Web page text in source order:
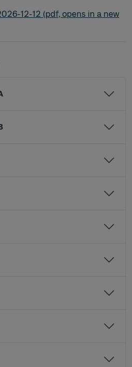
Öxeryd - Aspen - Hallsås
12-12 (pdf, opens in a new